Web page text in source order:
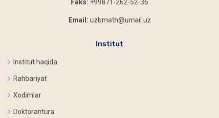
Faks: +99871-262-52-36
Email: uzbmath@umail.uz
Institut
Institut haqida
Rahbariyat
Xodimlar
Doktorantura